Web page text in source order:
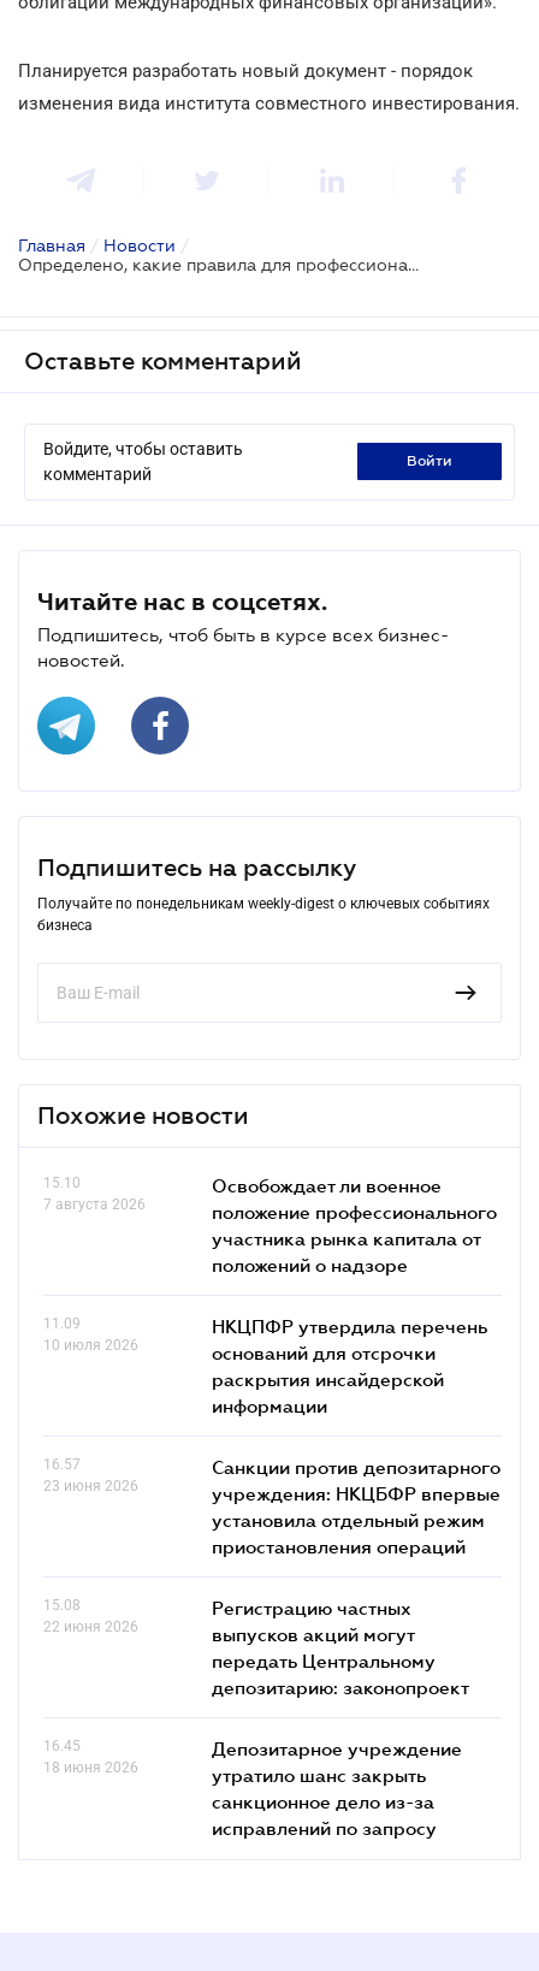
Планируется разработать новый документ - порядок
изменения вида института совместного инвестирования.
Главная / Новости /
Определено, какие правила для профессиональных участников рынка капитала будут изменены
Оставьте комментарий
Войдите, чтобы оставить
комментарий
войти
Читайте нас в соцсетях.
Подпишитесь, чтоб быть в курсе всех бизнес-
новостей.
Подпишитесь на рассылку
Получайте по понедельникам weekly-digest о ключевых событиях
бизнеса
Похожие новости
15.10
7 августа 2026
Освобождает ли военное
положение профессионального
участника рынка капитала от
положений о надзоре
11.09
10 июля 2026
НКЦПФР утвердила перечень
оснований для отсрочки
раскрытия инсайдерской
информации
16.57
23 июня 2026
Санкции против депозитарного
учреждения: НКЦБФР впервые
установила отдельный режим
приостановления операций
15.08
22 июня 2026
Регистрацию частных
выпусков акций могут
передать Центральному
депозитарию: законопроект
16.45
18 июня 2026
Депозитарное учреждение
утратило шанс закрыть
санкционное дело из-за
исправлений по запросу